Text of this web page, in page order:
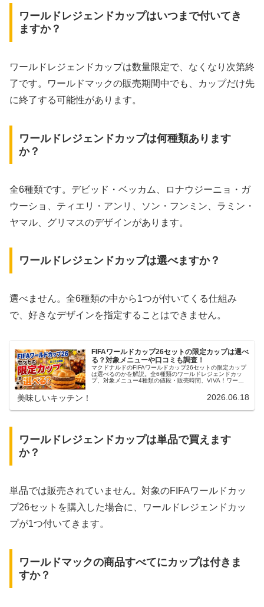
ワールドレジェンドカップはいつまで付いてき
ますか？
ワールドレジェンドカップは数量限定で、なくなり次第終
了です。ワールドマックの販売期間中でも、カップだけ先
に終了する可能性があります。
ワールドレジェンドカップは何種類あります
か？
全6種類です。デビッド・ベッカム、ロナウジーニョ・ガ
ウーショ、ティエリ・アンリ、ソン・フンミン、ラミン・
ヤマル、グリマスのデザインがあります。
ワールドレジェンドカップは選べますか？
選べません。全6種類の中から1つが付いてくる仕組み
で、好きなデザインを指定することはできません。
FIFAワールドカップ26セットの限定カップは選べ
る？対象メニューや口コミも調査！
マクドナルドのFIFAワールドカップ26セットの限定カップ
は選べるのかを解説。全6種類のワールドレジェンドカッ
プ、対象メニュー4種類の値段・販売時間、VIVA！ワール
美味しいキッチン！ 2026.06.18
ワールドレジェンドカップは単品で買えます
か？
単品では販売されていません。対象のFIFAワールドカッ
プ26セットを購入した場合に、ワールドレジェンドカッ
プが1つ付いてきます。
ワールドマックの商品すべてにカップは付きま
すか？